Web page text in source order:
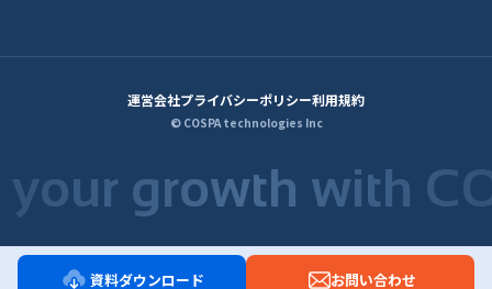
資料ダウンロード お問い合わせ
© COSPA technologies Inc
運営会社プライバシーポリシー利用規約
growth with